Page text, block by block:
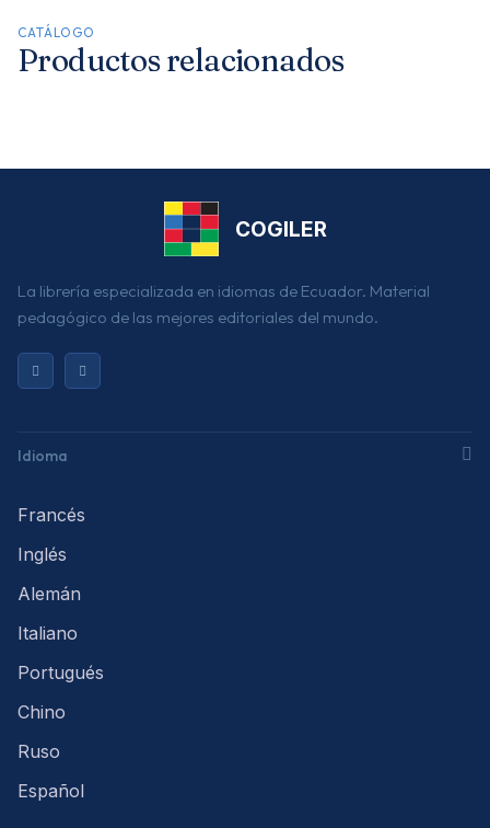
CATÁLOGO
Productos relacionados
COGILER
La librería especializada en idiomas de Ecuador. Material
pedagógico de las mejores editoriales del mundo.
Idioma
Francés
Inglés
Alemán
Italiano
Portugués
Chino
Ruso
Español